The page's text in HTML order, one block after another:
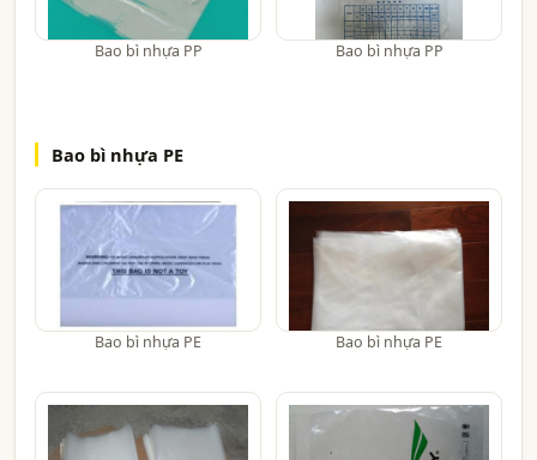
Bao bì nhựa PP Bao bì nhựa PP
Bao bì nhựa PE
Bao bì nhựa PE Bao bì nhựa PE